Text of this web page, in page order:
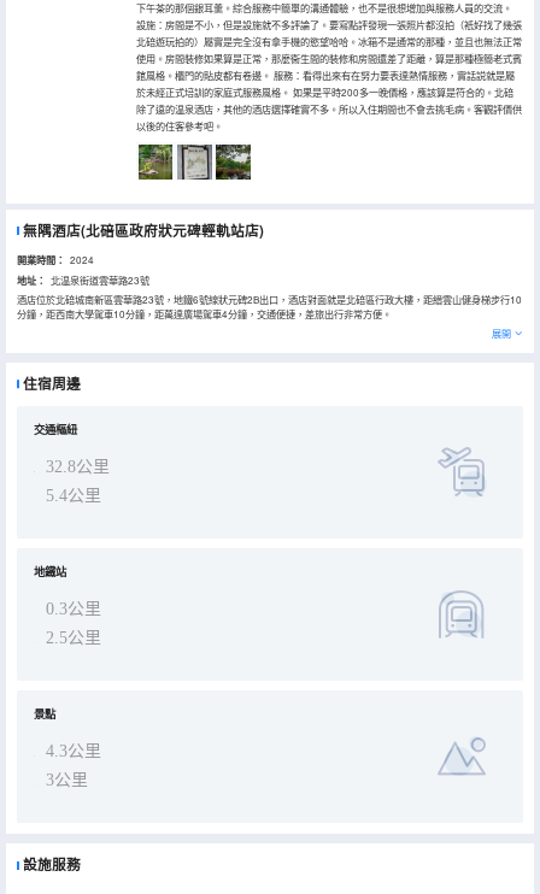
下午茶的那個銀耳羹。綜合服務中簡單的溝通體驗，也不是很想增加與服務人員的交流。
設施：房間是不小，但是設施就不多評論了。要寫點評發現一張照片都沒拍（衹好找了幾張
北碚遊玩拍的）屬實是完全沒有拿手機的慾望哈哈。冰箱不是通常的那種，並且也無法正常
使用。房間裝修如果算是正常，那麼衞生間的裝修和房間還差了距離，算是那種極簡老式賓
館風格。櫃門的貼皮都有卷邊。 服務：看得出來有在努力要表達熱情服務，實話説就是屬
於未經正式培訓的家庭式服務風格。 如果是平時200多一晚價格，應該算是符合的。北碚
除了遠的温泉酒店，其他的酒店選擇確實不多。所以入住期間也不會去挑毛病。客觀評價供
以後的住客參考吧。
無隅酒店(北碚區政府狀元碑輕軌站店)
開業時間： 2024
地址：
北温泉街道雲華路23號
酒店位於北碚城南新區雲華路23號，地鐵6號線狀元碑2B出口，酒店對面就是北碚區行政大樓，距縉雲山健身梯步行10
分鐘，距西南大學駕車10分鐘，距萬達廣場駕車4分鐘，交通便捷，差旅出行非常方便。
酒店出門即是公園，青綠環抱每一間客房，每一扇窗前四季變換，縉雲山色近在咫尺。嘉陵江畔的新鮮空氣更是撲面而
來，穿透身心，氣韻流轉於每一幅藝術家原創的畫作、每一盞照亮迴歸的藝術吊燈、每一把精心挑選的真皮沙發、每一
展開
住宿周邊
交通樞紐
32.8公里
5.4公里
地鐵站
0.3公里
2.5公里
景點
4.3公里
3公里
設施服務